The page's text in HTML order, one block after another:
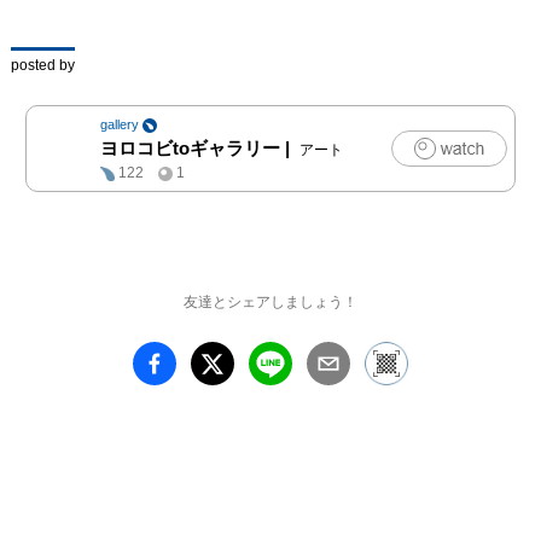
2025年から2026年へ、
馬が跳ねるように心身も
軽やかに。
また一年を無事に過ごせ
るよう願いを込めて。
OJIYUの世界をご覧くだ
posted by
gallery
ヨロコビtoギャラリー |
アート
122
1
友達とシェアしましょう！